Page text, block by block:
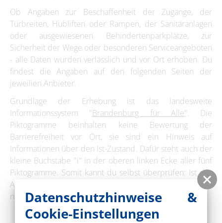
Ob Angaben zur Beschaffenheit der Zugänge, der
Türbreiten, Hubliften oder Rampen, der Sanitäranlagen
oder ausgewiesenen Behindertenparkplätze, zur
Sicherheit der Wege oder besonderen Serviceangeboten
- alle Daten wurden verlässlich und vor Ort erhoben. Du
findest die Angaben auf den folgenden Seiten der
jeweilien Anbieter.
Grundlage der Erhebung ist das landesweite
Informationssystem "Brandenburg für Alle". Die
Piktogramme beinhalten keine Bewertung der
Barrierefreiheit vor Ort, sie sind ein Hinweis auf
Informationen über den Ist-Zustand. Dafür steht auch der
kleine Buchstabe "i" in der oberen linken Ecke aller fünf
Piktogramme. Somit kannt du selbst überprüfen: Ist das
Angebot für mich persönlich barrierefrei nutzbar oder
nicht?Datenschutzhinweise &
Cookie-Einstellungen